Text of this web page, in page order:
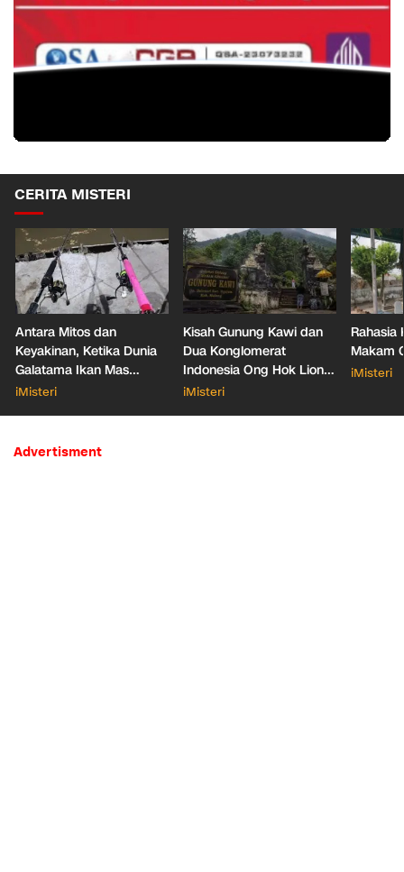
CERITA MISTERI
Antara Mitos dan
Keyakinan, Ketika Dunia
Galatama Ikan Mas
Bersentuhan dengan Hal
iMisteri
Kisah Gunung Kawi dan
Dua Konglomerat
Indonesia Ong Hok Liong
hingga Liem Sioe Liong
iMisteri
Rahasia
Makam
iMisteri
Advertisment